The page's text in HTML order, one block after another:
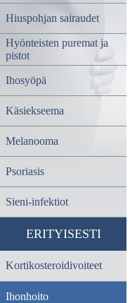
Hiuspohjan sairaudet
Hyönteisten puremat ja
pistot
Ihosyöpä
Käsiekseema
Melanooma
Psoriasis
Sieni-infektiot
ERITYISESTI
Kortikosteroidivoiteet
Ihonhoito